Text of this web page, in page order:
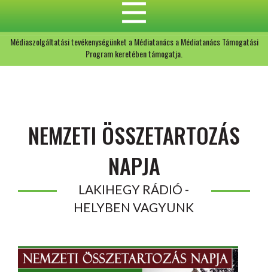
Médiaszolgáltatási tevékenységünket a Médiatanács a Médiatanács Támogatási
Program keretében támogatja.
NEMZETI ÖSSZETARTOZÁS
NAPJA
LAKIHEGY RÁDIÓ -
HELYBEN VAGYUNK